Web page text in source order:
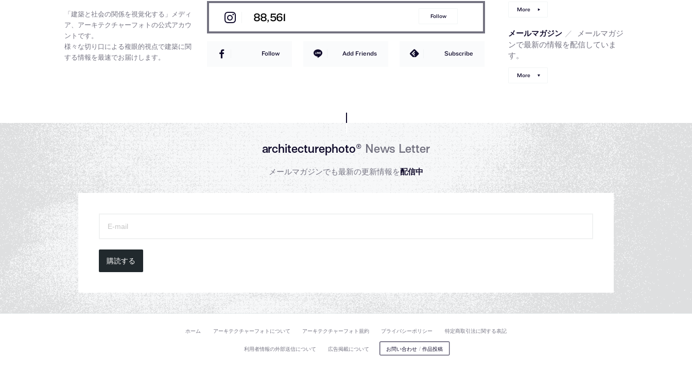
「建築と社会の関係を視覚化する」メディ
ア、アーキテクチャーフォトの公式アカウ
ントです。
様々な切り口による複眼的視点で建築に関
する情報を最速でお届けします。
88,561 Follow
Follow Add Friends Subscribe
More
メールマガジン ／
メールマガジ
ンで最新の情報を配信していま
す。
More
architecturephoto®News Letter
メールマガジンでも最新の更新情報を配信中
購読する
ホーム アーキテクチャーフォトについて アーキテクチャーフォト規約 プライバシーポリシー 特定商取引法に関する表記
利用者情報の外部送信について 広告掲載について お問い合わせ / 作品投稿